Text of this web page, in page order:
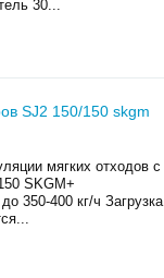
30...
SJ2 150/150 skgm
мягких отходов с
SKGM+
350-400 кг/ч Загрузка